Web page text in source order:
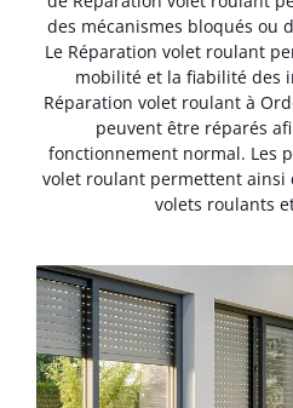
des mécanismes bloqués ou
Le Réparation volet roulant
mobilité et la fiabilité des
Réparation volet roulant à
peuvent être réparés
fonctionnement normal. Les
volet roulant permettent ainsi
volets roulants